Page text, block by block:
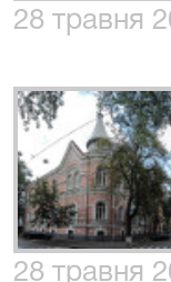
28 травня
28 травня